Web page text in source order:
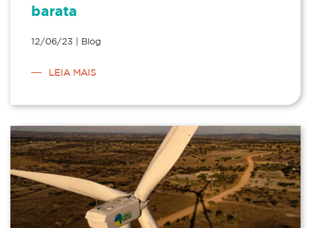
barata
12/06/23 | Blog
LEIA MAIS